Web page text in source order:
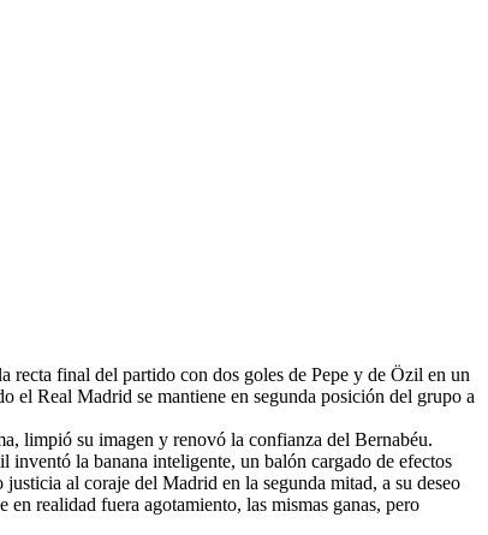
recta final del partido con dos goles de Pepe y de Özil en un
el Real Madrid se mantiene en segunda posición del grupo a
limpió su imagen y renovó la confianza del Bernabéu.
la banana inteligente, un balón cargado de efectos
al coraje del Madrid en la segunda mitad, a su deseo
realidad fuera agotamiento, las mismas ganas, pero